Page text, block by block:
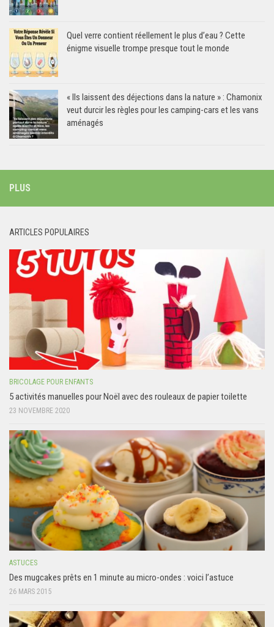
Quel verre contient réellement le plus d’eau ? Cette
énigme visuelle trompe presque tout le monde
« Ils laissent des déjections dans la nature » : Chamonix
veut durcir les règles pour les camping-cars et les vans
aménagés
PLUS
ARTICLES POPULAIRES
BRICOLAGE POUR ENFANTS
5 activités manuelles pour Noël avec des rouleaux de papier toilette
23 NOVEMBRE 2020
ASTUCES
Des mugcakes prêts en 1 minute au micro-ondes : voici l’astuce
26 MARS 2015